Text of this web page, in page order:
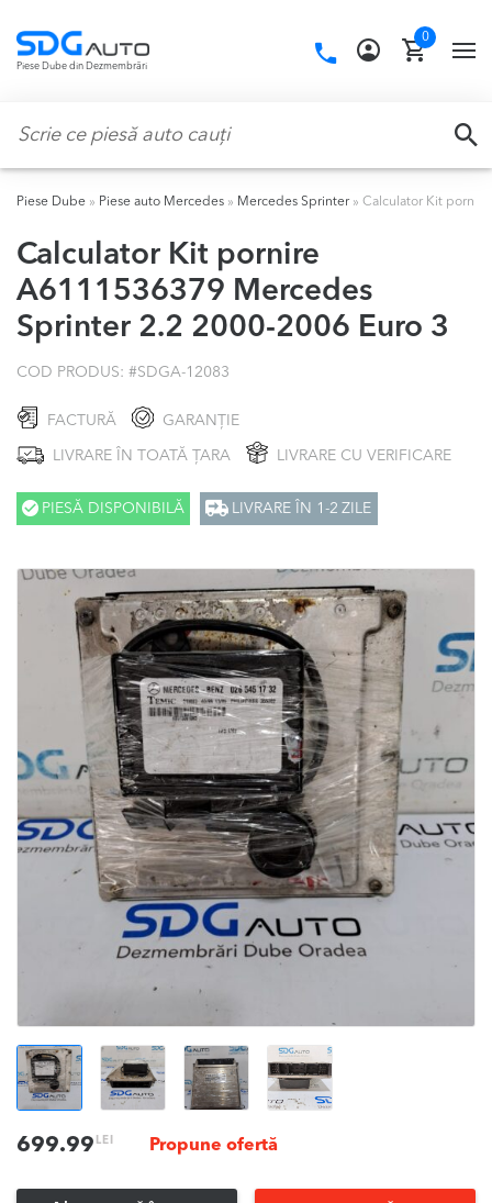
navigation
content
Piese Dube din Dezmembrări
Call
0
Piese Dube » Piese auto Mercedes » Mercedes Sprinter» Calculator Kit
Calculator Kit pornire
A6111536379 Mercedes
Sprinter 2.2 2000-2006 Euro 3
COD PRODUS: #SDGA-12083
FACTURĂ GARANȚIE
LIVRARE ÎN TOATĂ ȚARA LIVRARE CU VERIFICARE
PIESĂ DISPONIBILĂ LIVRARE ÎN 1-2 ZILE
699.99 LEI Propune ofertă